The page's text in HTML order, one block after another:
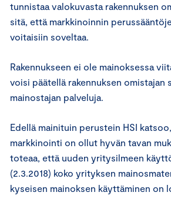
tunnistaa valokuvasta rakennuksen
sitä, että markkinoinnin
voitaisiin soveltaa.
Rakennukseen ei ole mainoksessa
voisi päätellä rakennuksen omistajan
mainostajan palveluja.
Edellä mainituin perustein HSI
markkinointi on ollut hyvän tavan
toteaa, että uuden yritysilmeen
(2.3.2018) koko yrityksen
kyseisen mainoksen käyttäminen on